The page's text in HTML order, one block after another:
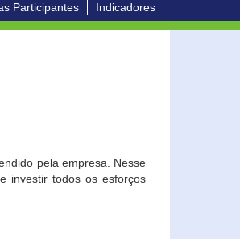
Participantes Indicadores
pela empresa. Nesse
investir todos os esforços